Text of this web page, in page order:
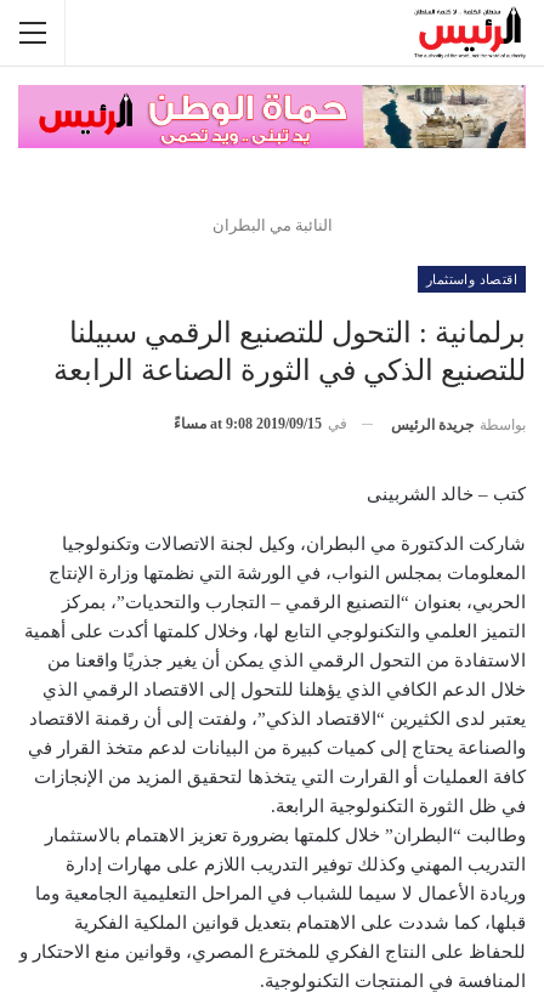
النائبة مي البطران
اقتصاد واستثمار
برلمانية : التحول للتصنيع الرقمي سبيلنا
للتصنيع الذكي في الثورة الصناعة الرابعة
بواسطة جريدة الرئيس في 2019/09/15 at 9:08 مساءً
كتب – خالد الشربينى
شاركت الدكتورة مي البطران، وكيل لجنة الاتصالات وتكنولوجيا
المعلومات بمجلس النواب، في الورشة التي نظمتها وزارة الإنتاج
الحربي، بعنوان “التصنيع الرقمي – التجارب والتحديات”، بمركز
التميز العلمي والتكنولوجي التابع لها، وخلال كلمتها أكدت على أهمية
الاستفادة من التحول الرقمي الذي يمكن أن يغير جذريًا واقعنا من
خلال الدعم الكافي الذي يؤهلنا للتحول إلى الاقتصاد الرقمي الذي
يعتبر لدى الكثيرين “الاقتصاد الذكي”، ولفتت إلى أن رقمنة الاقتصاد
والصناعة يحتاج إلى كميات كبيرة من البيانات لدعم متخذ القرار في
كافة العمليات أو القرارت التي يتخذها لتحقيق المزيد من الإنجازات
في ظل الثورة التكنولوجية الرابعة.
وطالبت “البطران” خلال كلمتها بضرورة تعزيز الاهتمام بالاستثمار
التدريب المهني وكذلك توفير التدريب اللازم على مهارات إدارة
وريادة الأعمال لا سيما للشباب في المراحل التعليمية الجامعية وما
قبلها، كما شددت على الاهتمام بتعديل قوانين الملكية الفكرية
للحفاظ على النتاج الفكري للمخترع المصري، وقوانين منع الاحتكار و
المنافسة في المنتجات التكنولوجية.